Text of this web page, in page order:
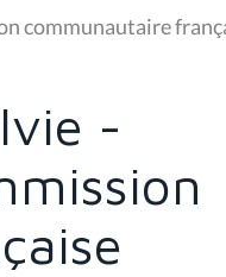
communautaire
-